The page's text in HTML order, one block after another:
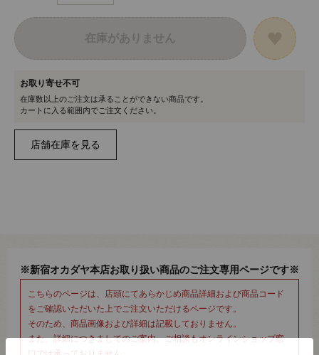
在庫がありません
お取り寄せ不可
在庫数以上のご注文は承ることができない商品です。
カートに入る範囲内でご注文ください。
※新宿オカダヤ本店お取り扱い商品のご注文専用ページです※
こちらのページは、店頭にてあらかじめ商品詳細および商品コード
をご確認いただいた上でご注文いただけるページです。
そのため、商品画像および詳細は記載しておりません。
また、詳細につきましてのご案内、ご相談もオンラインショップ窓